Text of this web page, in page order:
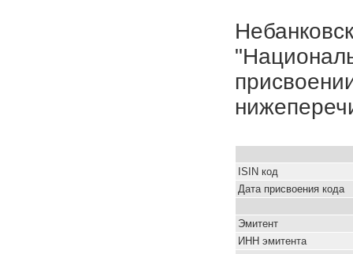
ISIN код
Дата присвоения кода
Эмитент
ИНН эмитента